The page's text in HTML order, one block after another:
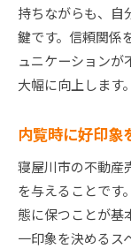
持ちながらも、自
鍵です。信頼関係
ュニケーションが
大幅に向上します。
内覧時に好印象
寝屋川市の不動産
を与えることです
態に保つことが基
一印象を決めるス